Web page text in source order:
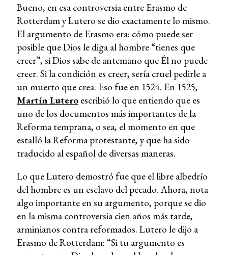
Bueno, en esa controversia entre Erasmo de
Rotterdam y Lutero se dio exactamente lo mismo.
El argumento de Erasmo era: cómo puede ser
posible que Dios le diga al hombre “tienes que
creer”, si Dios sabe de antemano que Él no puede
creer. Si la condición es creer, sería cruel pedirle a
un muerto que crea. Eso fue en 1524. En 1525,
Martín Luteroescribió lo que entiendo que es
uno de los documentos más importantes de la
Reforma temprana, o sea, el momento en que
estalló la Reforma protestante, y que ha sido
traducido al español de diversas maneras.
Lo que Lutero demostró fue que el libre albedrío
del hombre es un esclavo del pecado. Ahora, nota
algo importante en su argumento, porque se dio
en la misma controversia cien años más tarde,
arminianos contra reformados. Lutero le dijo a
Erasmo de Rotterdam: “Si tu argumento es